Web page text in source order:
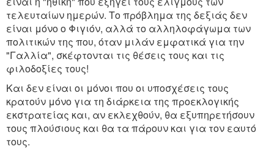
τελευταίων ημερών. Το πρόβλημα της δεξιάς δεν
είναι μόνο ο Φιγιόν, αλλά το αλληλοφάγωμα των
πολιτικών της που, όταν μιλάν εμφατικά για την
"Γαλλία", σκέφτονται τις θέσεις τους και τις
φιλοδοξίες τους!
Και δεν είναι οι μόνοι που οι υποσχέσεις τους
κρατούν μόνο για τη διάρκεια της προεκλογικής
εκστρατείας και, αν εκλεχθούν, θα εξυπηρετήσουν
τους πλούσιους και θα τα πάρουν και για τον εαυτό
τους.